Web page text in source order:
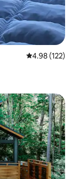
レビュー122
4.98 (122)